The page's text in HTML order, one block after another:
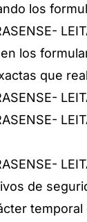
los
los
que
de